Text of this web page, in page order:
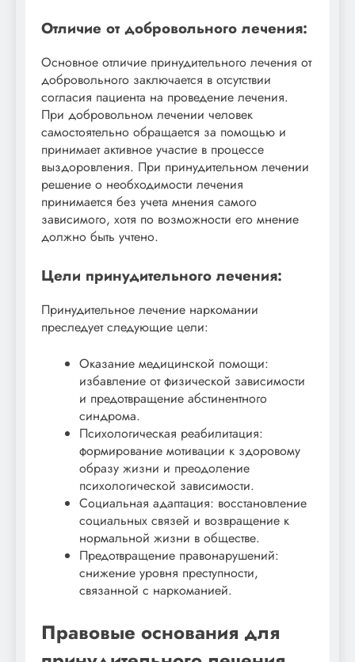
Отличие от добровольного лечения:
Основное отличие принудительного лечения от
добровольного заключается в отсутствии
согласия пациента на проведение лечения.
При добровольном лечении человек
самостоятельно обращается за помощью и
принимает активное участие в процессе
выздоровления. При принудительном лечении
решение о необходимости лечения
принимается без учета мнения самого
зависимого, хотя по возможности его мнение
должно быть учтено.
Цели принудительного лечения:
Принудительное лечение наркомании
преследует следующие цели:
Оказание медицинской помощи:
избавление от физической зависимости
и предотвращение абстинентного
синдрома.
Психологическая реабилитация:
формирование мотивации к здоровому
образу жизни и преодоление
психологической зависимости.
Социальная адаптация: восстановление
социальных связей и возвращение к
нормальной жизни в обществе.
Предотвращение правонарушений:
снижение уровня преступности,
связанной с наркоманией.
Правовые основания для